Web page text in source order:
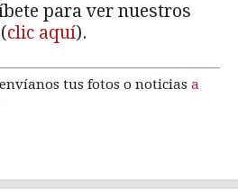
para ver nuestros
clic aquí).
envíanos tus fotos o noticias a